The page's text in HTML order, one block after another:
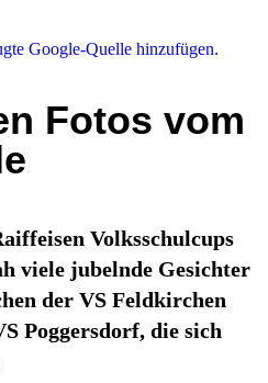
Google-Quelle hinzufügen.
Fotos vom
Volksschulcups
viele jubelnde Gesichter
der VS Feldkirchen
Poggersdorf, die sich